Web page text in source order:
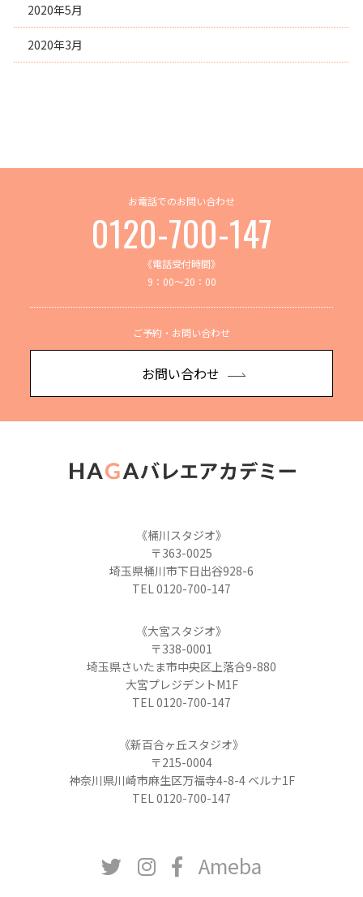
2020年5月
2020年3月
お電話でのお問い合わせ
0120-700-147
《電話受付時間》
9：00～20：00
ご予約・お問い合わせ
お問い合わせ
《桶川スタジオ》
〒363-0025
埼玉県桶川市下日出谷928-6
TEL 0120-700-147
《大宮スタジオ》
〒338-0001
埼玉県さいたま市中央区上落合9-880
大宮プレジデントM1F
TEL 0120-700-147
《新百合ヶ丘スタジオ》
〒215-0004
神奈川県川崎市麻生区万福寺4-8-4 ベルナ1F
TEL 0120-700-147
Ameba